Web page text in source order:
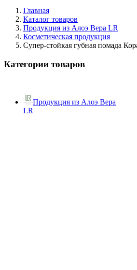
Главная
Каталог товаров
Продукция из Алоэ Вера LR
Косметическая продукция
Супер-стойкая губная помада
Категории товаров
Продукция из Алоэ Вера
LR